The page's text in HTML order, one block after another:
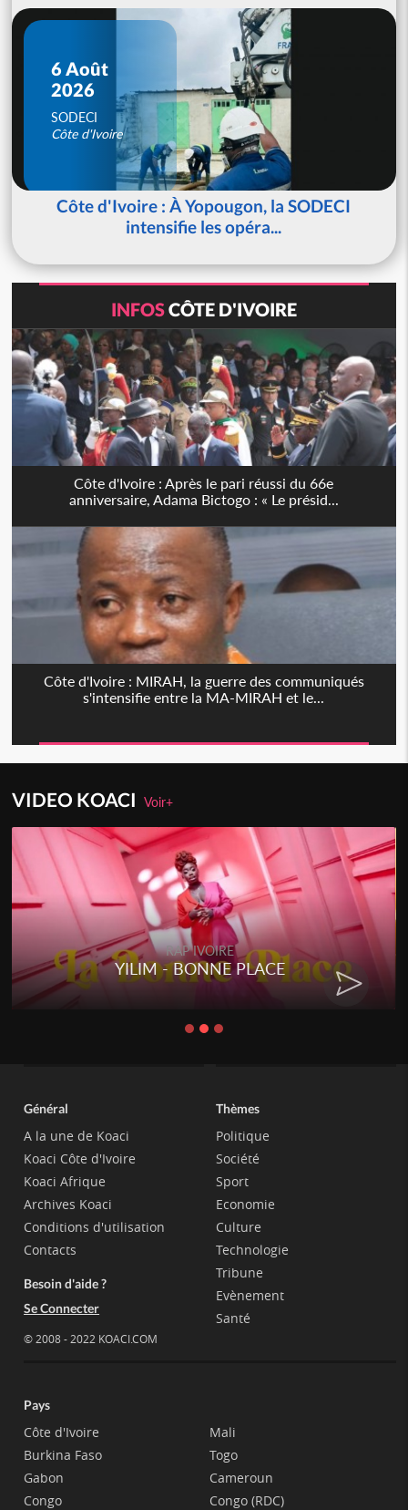
6 Août
2026
SODECI
Côte d'Ivoire
Côte d'Ivoire : À Yopougon, la SODECI
intensifie les opéra...
INFOSCÔTE D'IVOIRE
Côte d'Ivoire : Après le pari réussi du 66e
anniversaire, Adama Bictogo : « Le présid...
Côte d'Ivoire : MIRAH, la guerre des communiqués
s'intensifie entre la MA-MIRAH et le...
VIDEO KOACIVoir+
RAP IVOIRE
YILIM - BONNE PLACE
Général
A la une de Koaci
Koaci Côte d'Ivoire
Koaci Afrique
Archives Koaci
Conditions d'utilisation
Contacts
Besoin d'aide ?
Se Connecter
© 2008 - 2022 KOACI.COM
Thèmes
Politique
Société
Sport
Economie
Culture
Technologie
Tribune
Evènement
Santé
Pays
Côte d'Ivoire
Burkina Faso
Gabon
Congo
Mali
Togo
Cameroun
Congo (RDC)